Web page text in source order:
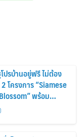
ปรบ้านอยู่ฟรี ไม่ต้อง
โครงการ “Siamese
พร้อม
ถึง 31 สิงหาคม